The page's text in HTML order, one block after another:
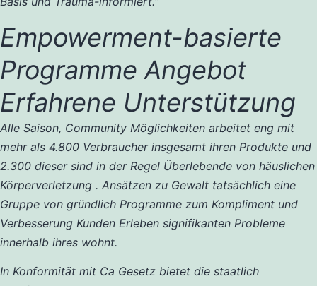
Empowerment-basierte
Programme Angebot
Erfahrene Unterstützung
Alle Saison, Community Möglichkeiten arbeitet eng mit
mehr als 4.800 Verbraucher insgesamt ihren Produkte und
2.300 dieser sind in der Regel Überlebende von häuslichen
Körperverletzung . Ansätzen zu Gewalt tatsächlich eine
Gruppe von gründlich Programme zum Kompliment und
Verbesserung Kunden Erleben signifikanten Probleme
innerhalb ihres wohnt.
In Konformität mit Ca Gesetz bietet die staatlich